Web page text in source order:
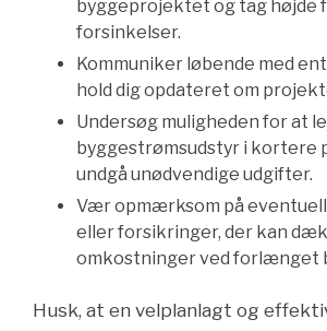
byggeprojektet og tag højde
forsinkelser.
Kommuniker løbende med
hold dig opdateret om
Undersøg muligheden for at
byggestrømsudstyr i kortere
undgå unødvendige udgifter.
Vær opmærksom på
eller forsikringer, der kan
omkostninger ved forlænget
Husk, at en velplanlagt og